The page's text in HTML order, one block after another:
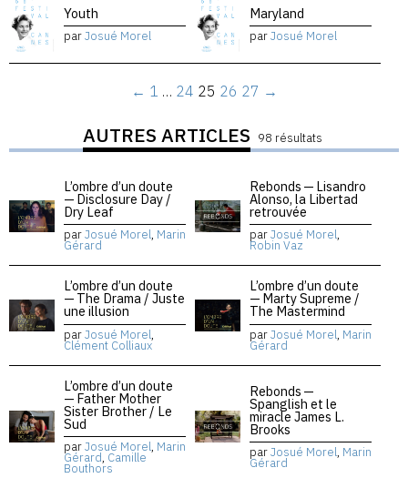
Youth
parJosué Morel
Maryland
parJosué Morel
← 1 … 24 25 26 27 →
AUTRES ARTICLES 98 résultats
L’ombre d’un doute
— Disclosure Day /
Dry Leaf
parJosué Morel, Marin
Gérard
Rebonds — Lisandro
Alonso, la Libertad
retrouvée
parJosué Morel,
Robin Vaz
L’ombre d’un doute
— The Drama / Juste
une illusion
parJosué Morel,
Clément Colliaux
L’ombre d’un doute
— Marty Supreme /
The Mastermind
parJosué Morel, Marin
Gérard
L’ombre d’un doute
— Father Mother
Sister Brother / Le
Sud
parJosué Morel, Marin
Gérard, Camille
Bouthors
Rebonds —
Spanglish et le
miracle James L.
Brooks
parJosué Morel, Marin
Gérard